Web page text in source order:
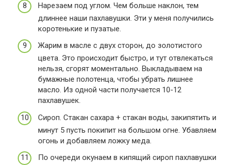
Нарезаем под углом. Чем больше наклон, тем
длиннее наши пахлавушки. Эти у меня получились
коротенькие и пузатые.
Жарим в масле с двух сторон, до золотистого
цвета. Это происходит быстро, и тут отвлекаться
нельзя, сгорят моментально. Выкладываем на
бумажные полотенца, чтобы убрать лишнее
масло. Из одной части получается 10-12
пахлавушек.
Сироп. Стакан сахара + стакан воды, закипятить и
минут 5 пусть покипит на большом огне. Убавляем
огонь и добавляем ложку меда.
По очереди окунаем в кипящий сироп пахлавушки